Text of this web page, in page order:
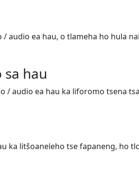
/ audio ea hau, o tlameha ho hula
sa hau
/ audio ea hau ka liforomo tsena
ka litšoaneleho tse fapaneng, ho